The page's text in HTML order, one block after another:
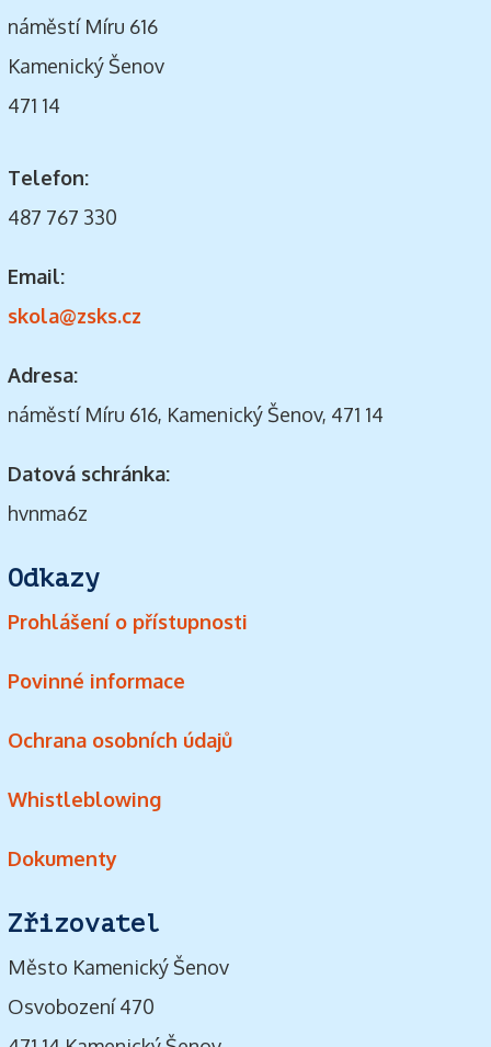
náměstí Míru 616
Kamenický Šenov
471 14
Telefon:
487 767 330
Email:
skola@zsks.cz
Adresa:
náměstí Míru 616, Kamenický Šenov, 471 14
Datová schránka:
hvnma6z
Odkazy
Prohlášení o přístupnosti
Povinné informace
Ochrana osobních údajů
Whistleblowing
Dokumenty
Zřizovatel
Město Kamenický Šenov
Osvobození 470